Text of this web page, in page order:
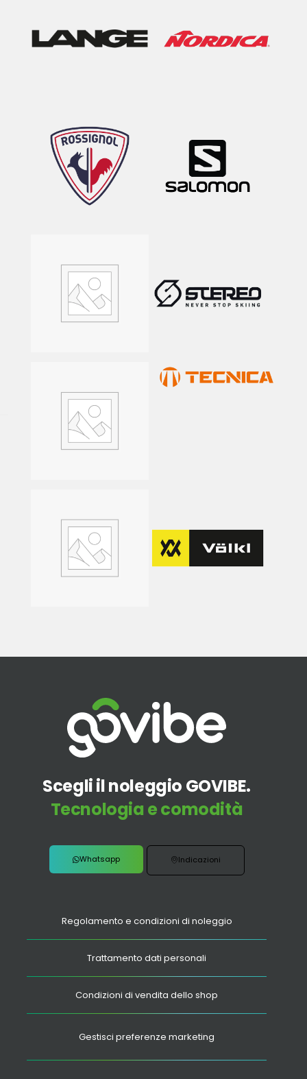
Scegli il noleggio GOVIBE.
Tecnologia e comodità
Whatsapp Indicazioni
Regolamento e condizioni di noleggio
Trattamento dati personali
Condizioni di vendita dello shop
Gestisci preferenze marketing